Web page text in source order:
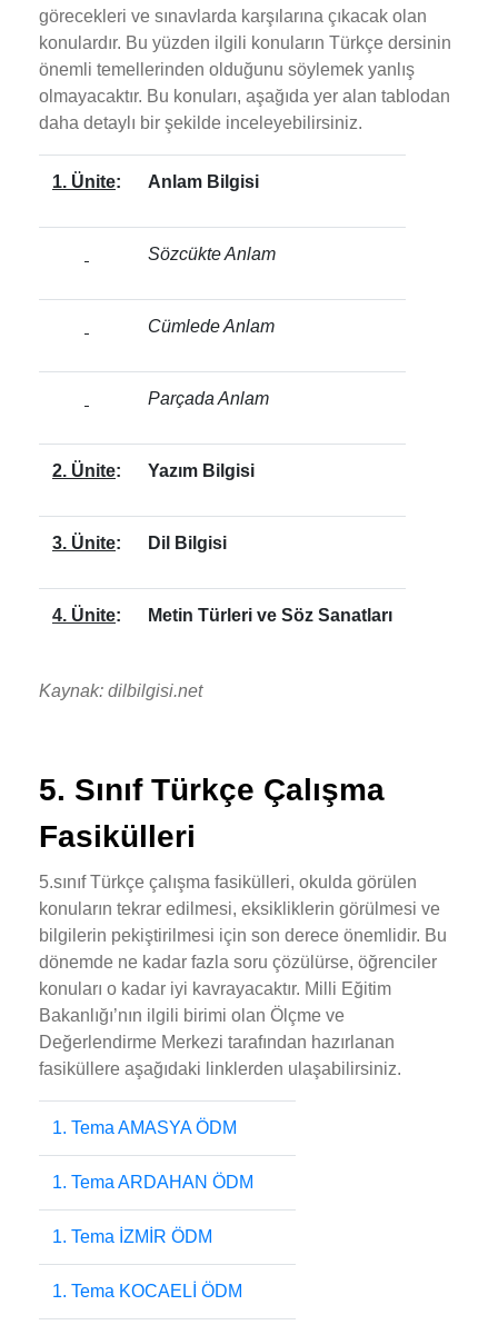
görecekleri ve sınavlarda karşılarına çıkacak olan
konulardır. Bu yüzden ilgili konuların Türkçe dersinin
önemli temellerinden olduğunu söylemek yanlış
olmayacaktır. Bu konuları, aşağıda yer alan tablodan
daha detaylı bir şekilde inceleyebilirsiniz.
1. Ünite: Anlam Bilgisi
Sözcükte Anlam
Cümlede Anlam
Parçada Anlam
2. Ünite: Yazım Bilgisi
3. Ünite: Dil Bilgisi
4. Ünite: Metin Türleri ve Söz Sanatları
Kaynak: dilbilgisi.net
5. Sınıf Türkçe Çalışma
Fasikülleri
5.sınıf Türkçe çalışma fasikülleri, okulda görülen
konuların tekrar edilmesi, eksikliklerin görülmesi ve
bilgilerin pekiştirilmesi için son derece önemlidir. Bu
dönemde ne kadar fazla soru çözülürse, öğrenciler
konuları o kadar iyi kavrayacaktır. Milli Eğitim
Bakanlığı’nın ilgili birimi olan Ölçme ve
Değerlendirme Merkezi tarafından hazırlanan
fasiküllere aşağıdaki linklerden ulaşabilirsiniz.
1. Tema AMASYA ÖDM
1. Tema ARDAHAN ÖDM
1. Tema İZMİR ÖDM
1. Tema KOCAELİ ÖDM